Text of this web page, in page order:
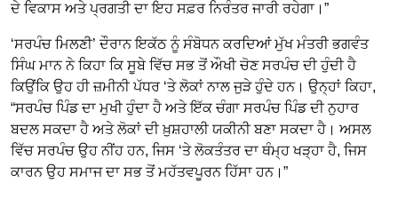
ਦੇ ਵਿਕਾਸ ਅਤੇ ਪ੍ਰਗਤੀ ਦਾ ਇਹ ਸਫ਼ਰ ਨਿਰੰਤਰ ਜਾਰੀ ਰਹੇਗਾ।”
‘ਸਰਪੰਚ ਮਿਲਣੀ’ ਦੌਰਾਨ ਇਕੱਠ ਨੂੰ ਸੰਬੋਧਨ ਕਰਦਿਆਂ ਮੁੱਖ ਮੰਤਰੀ ਭਗਵੰਤ
ਸਿੰਘ ਮਾਨ ਨੇ ਕਿਹਾ ਕਿ ਸੂਬੇ ਵਿੱਚ ਸਭ ਤੋਂ ਔਖੀ ਚੋਣ ਸਰਪੰਚ ਦੀ ਹੁੰਦੀ ਹੈ
ਕਿਉਂਕਿ ਉਹ ਹੀ ਜ਼ਮੀਨੀ ਪੱਧਰ ‘ਤੇ ਲੋਕਾਂ ਨਾਲ ਜੁੜੇ ਹੁੰਦੇ ਹਨ। ਉਨ੍ਹਾਂ ਕਿਹਾ,
“ਸਰਪੰਚ ਪਿੰਡ ਦਾ ਮੁਖੀ ਹੁੰਦਾ ਹੈ ਅਤੇ ਇੱਕ ਚੰਗਾ ਸਰਪੰਚ ਪਿੰਡ ਦੀ ਨੁਹਾਰ
ਬਦਲ ਸਕਦਾ ਹੈ ਅਤੇ ਲੋਕਾਂ ਦੀ ਖ਼ੁਸ਼ਹਾਲੀ ਯਕੀਨੀ ਬਣਾ ਸਕਦਾ ਹੈ। ਅਸਲ
ਵਿੱਚ ਸਰਪੰਚ ਉਹ ਨੀਂਹ ਹਨ, ਜਿਸ ‘ਤੇ ਲੋਕਤੰਤਰ ਦਾ ਥੰਮ੍ਹ ਖੜ੍ਹਾ ਹੈ, ਜਿਸ
ਕਾਰਨ ਉਹ ਸਮਾਜ ਦਾ ਸਭ ਤੋਂ ਮਹੱਤਵਪੂਰਨ ਹਿੱਸਾ ਹਨ।”